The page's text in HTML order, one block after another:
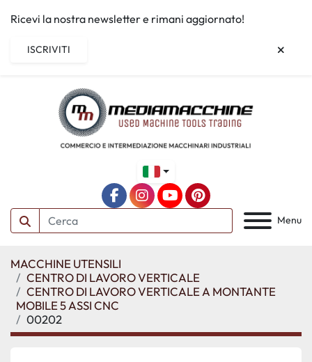
Ricevi la nostra newsletter e rimani aggiornato!
ISCRIVITI
Menu
facebookinstagram
youtubepinterest
MACCHINE UTENSILI
CENTRO DI LAVORO VERTICALE
CENTRO DI LAVORO VERTICALE A MONTANTE
MOBILE 5 ASSI CNC
00202